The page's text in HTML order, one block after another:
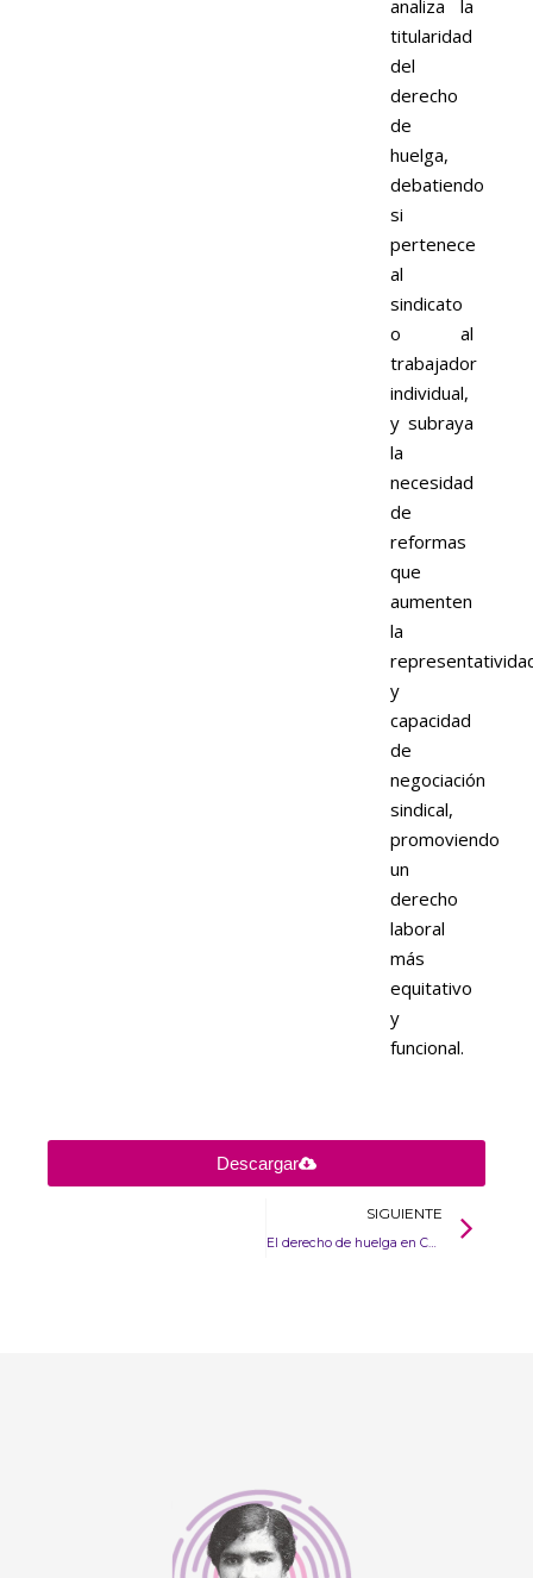
Descargar
analiza la
titularidad
del
derecho
de
huelga,
debatiendo
si
pertenece
al
sindicato
o al
trabajador
individual,
y subraya
la
necesidad
de
reformas
que
aumenten
la
y
capacidad
de
negociación
sindical,
promoviendo
un
derecho
laboral
más
equitativo
y
funcional.
SIGUIENTE
El derecho de huelga en Colombia un sofisma